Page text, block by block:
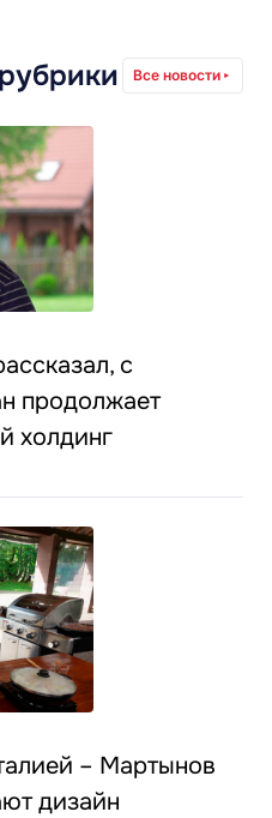
Все новости
с
продолжает
холдинг
– Мартынов
дизайн